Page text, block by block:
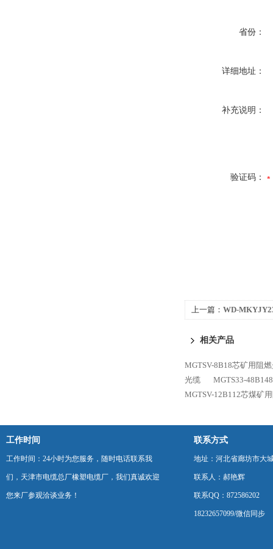
省份：
详细地址：
补充说明：
验证码：
上一篇： WD-
相关产品
MGTSV-8B18芯矿用阻
光缆
MGTS33-
MGTSV-12B112芯煤矿
工作时间
工作时间：24小时为您服务，随时电话联系我
们，天津市电缆总厂橡塑电缆厂，我们真诚欢迎
您来厂参观洽谈业务！
联系方式
地址：河北省廊坊市大
联系人：郝艳辉
联系QQ：872586202
18232657099/微信同步